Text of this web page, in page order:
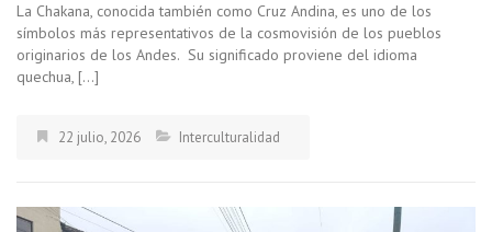
La Chakana, conocida también como Cruz Andina, es uno de los
símbolos más representativos de la cosmovisión de los pueblos
originarios de los Andes. Su significado proviene del idioma
quechua, […]
22 julio, 2026 Interculturalidad